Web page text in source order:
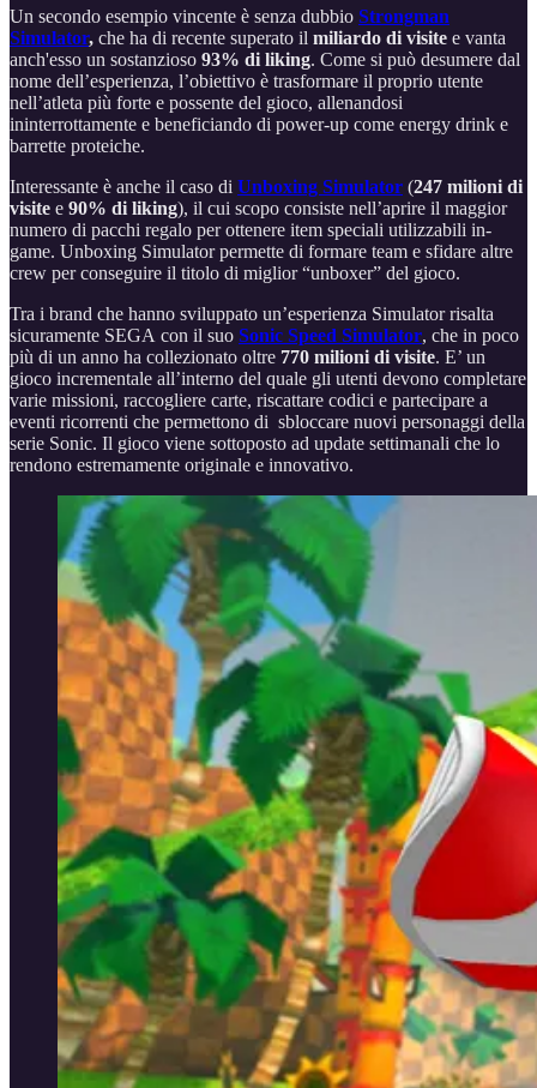
Un secondo esempio vincente è senza dubbio Strongman
Simulator, che ha di recente superato il miliardo di visite e vanta
anch'esso un sostanzioso 93% di liking. Come si può desumere dal
nome dell’esperienza, l’obiettivo è trasformare il proprio utente
nell’atleta più forte e possente del gioco, allenandosi
ininterrottamente e beneficiando di power-up come energy drink e
barrette proteiche.
Interessante è anche il caso di Unboxing Simulator (247 milioni di
visite e 90% di liking), il cui scopo consiste nell’aprire il maggior
numero di pacchi regalo per ottenere item speciali utilizzabili in-
game. Unboxing Simulator permette di formare team e sfidare altre
crew per conseguire il titolo di miglior “unboxer” del gioco.
Tra i brand che hanno sviluppato un’esperienza Simulator risalta
sicuramente SEGA con il suo Sonic Speed Simulator, che in poco
più di un anno ha collezionato oltre 770 milioni di visite. E’ un
gioco incrementale all’interno del quale gli utenti devono completare
varie missioni, raccogliere carte, riscattare codici e partecipare a
eventi ricorrenti che permettono di sbloccare nuovi personaggi della
serie Sonic. Il gioco viene sottoposto ad update settimanali che lo
rendono estremamente originale e innovativo.